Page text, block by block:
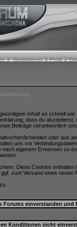
Registrieren Profil
Inhalt so schnell
dass du
Beiträge verantwortlich
oder aus
uns vor
eigenem Ermessen zu
Diese Cookies
zum Versand eines neuen